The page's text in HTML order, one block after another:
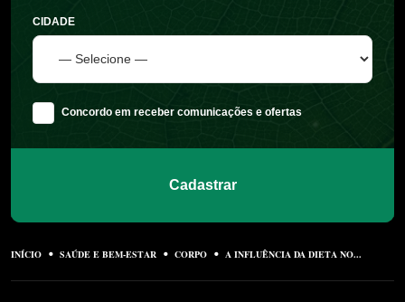
CIDADE
Concordo em receber comunicações e ofertas
Cadastrar
INÍCIO SAÚDE E BEM-ESTAR CORPO A INFLUÊNCIA DA DIETA NO...